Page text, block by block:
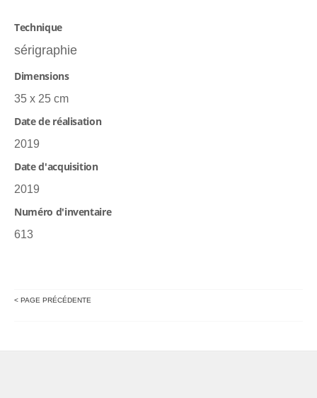
Technique
sérigraphie
Dimensions
35 x 25 cm
Date de réalisation
2019
Date d'acquisition
2019
Numéro d'inventaire
613
< PAGE PRÉCÉDENTE